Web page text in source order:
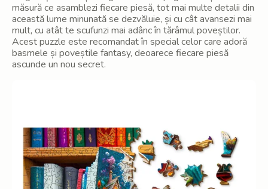
măsură ce asamblezi fiecare piesă, tot mai multe detalii din
această lume minunată se dezvăluie, și cu cât avansezi mai
mult, cu atât te scufunzi mai adânc în tărâmul poveștilor.
Acest puzzle este recomandat în special celor care adoră
basmele și poveștile fantasy, deoarece fiecare piesă
ascunde un nou secret.